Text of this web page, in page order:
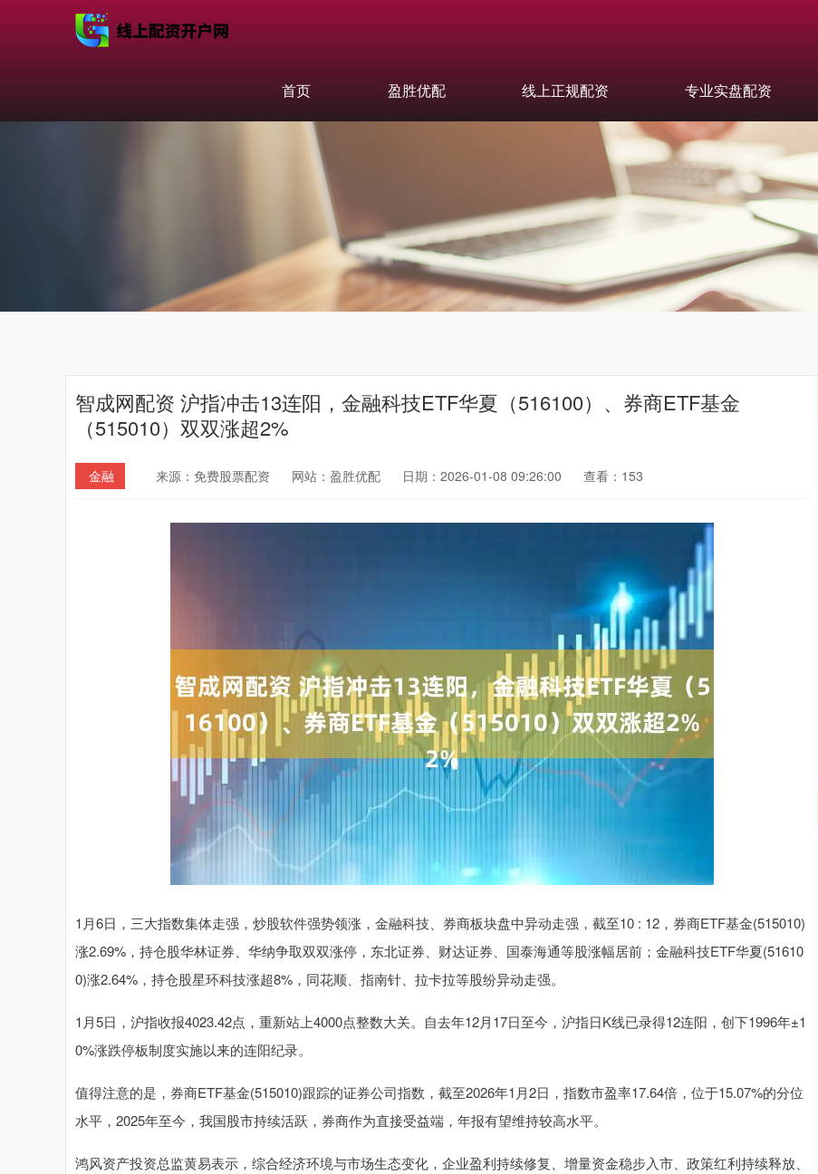
首页 盈胜优配 线上正规配资 专业实盘配资
智成网配资 沪指冲击13连阳，金融科技ETF华夏（516100）、券商ETF基金
（515010）双双涨超2%
金融 来源：免费股票配资 网站：盈胜优配 日期：2026-01-08 09:26:00 查看：153
1月6日，三大指数集体走强，炒股软件强势领涨，金融科技、券商板块盘中异动走强，截至10 : 12，券商ETF基金(515010)
涨2.69%，持仓股华林证券、华纳争取双双涨停，东北证券、财达证券、国泰海通等股涨幅居前；金融科技ETF华夏(51610
0)涨2.64%，持仓股星环科技涨超8%，同花顺、指南针、拉卡拉等股纷异动走强。
1月5日，沪指收报4023.42点，重新站上4000点整数大关。自去年12月17日至今，沪指日K线已录得12连阳，创下1996年±1
0%涨跌停板制度实施以来的连阳纪录。
值得注意的是，券商ETF基金(515010)跟踪的证券公司指数，截至2026年1月2日，指数市盈率17.64倍，位于15.07%的分位
水平，2025年至今，我国股市持续活跃，券商作为直接受益端，年报有望维持较高水平。
鸿风资产投资总监黄易表示，综合经济环境与市场生态变化，企业盈利持续修复、增量资金稳步入市、政策红利持续释放、